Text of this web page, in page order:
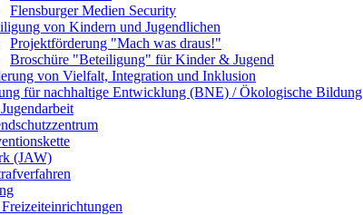
Flensburger Medien Security
von Kindern und Jugendlichen
Projektförderung "Mach was draus!"
Broschüre "Beteiligung" für Kinder & Jugend
von Vielfalt, Integration und Inklusion
für nachhaltige Entwicklung (BNE) / Ökologische Bildung
(JAW)